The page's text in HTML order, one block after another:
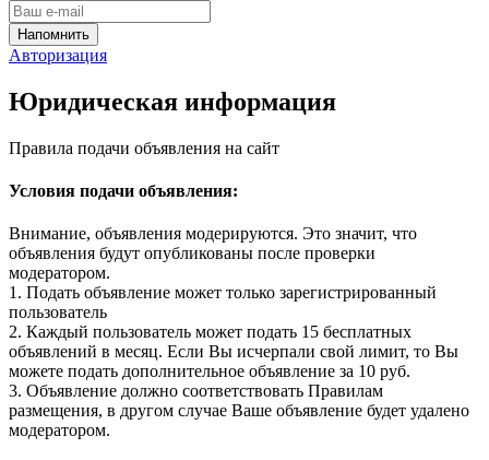
Авторизация
Юридическая информация
Правила подачи объявления на сайт
Условия подачи объявления:
Внимание, объявления модерируются. Это значит, что
объявления будут опубликованы после проверки
модератором.
1. Подать объявление может только зарегистрированный
пользователь
2. Каждый пользователь может подать 15 бесплатных
объявлений в месяц. Если Вы исчерпали свой лимит, то Вы
можете подать дополнительное объявление за 10 руб.
3. Объявление должно соответствовать Правилам
размещения, в другом случае Ваше объявление будет удалено
модератором.